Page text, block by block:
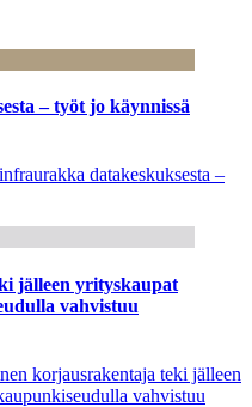
– työt jo käynnissä
datakeskuksesta –
jälleen yrityskaupat
vahvistuu
korjausrakentaja teki jälleen
vahvistuu